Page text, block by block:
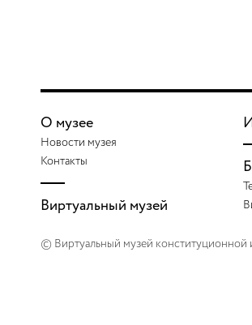
О музее
Новости музея
Контакты
Виртуальный музей
© Виртуальный музей конституционной